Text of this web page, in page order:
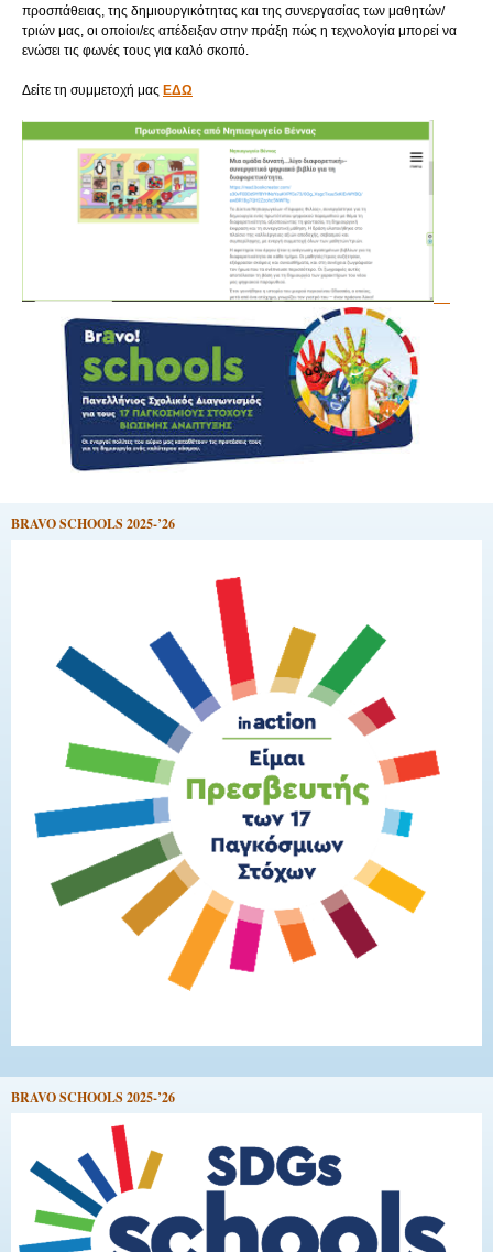
προσπάθειας, της δημιουργικότητας και της συνεργασίας των μαθητών/
τριών μας, οι οποίοι/ες απέδειξαν στην πράξη πώς η τεχνολογία μπορεί να
ενώσει τις φωνές τους για καλό σκοπό.
Δείτε τη συμμετοχή μας ΕΔΩ
BRAVO SCHOOLS 2025-’26
BRAVO SCHOOLS 2025-’26